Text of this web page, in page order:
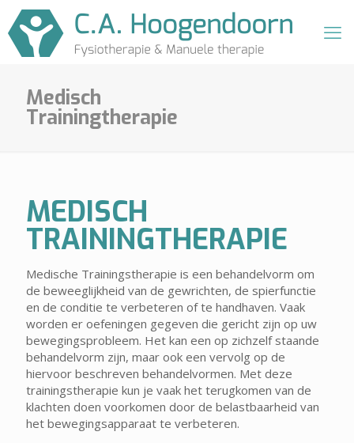
Medisch
Trainingtherapie
MEDISCH
TRAININGTHERAPIE
Medische Trainingstherapie is een behandelvorm om
de beweeglijkheid van de gewrichten, de spierfunctie
en de conditie te verbeteren of te handhaven. Vaak
worden er oefeningen gegeven die gericht zijn op uw
bewegingsprobleem. Het kan een op zichzelf staande
behandelvorm zijn, maar ook een vervolg op de
hiervoor beschreven behandelvormen. Met deze
trainingstherapie kun je vaak het terugkomen van de
klachten doen voorkomen door de belastbaarheid van
het bewegingsapparaat te verbeteren.